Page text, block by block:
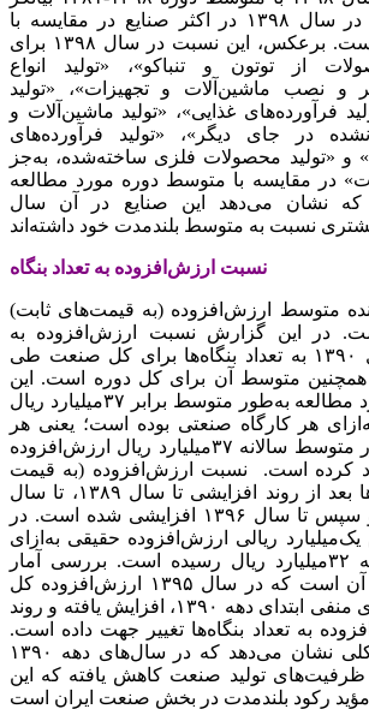
بالا بودن این‌‌‌ نسبت‌‌‌ در سال ١٣٩٨ در اکثر صنایع‌‌‌ در مقایسه‌‌‌ با
متوسط‌‌‌ دوره بوده است‌‌‌. برعکس‌‌‌، این‌‌‌ نسبت‌‌‌ در سال ١٣٩٨ برای‌‌‌
از توتون و تنباکو»، «تولید انواع
و نصب‌‌‌ ماشین‌‌‌آلات و تجهیزات»، «تولید
فرآورده‌های‌‌‌ غذایی‌‌‌»، «تولید ماشین‌‌‌آلات و
در جای‌‌‌ دیگر»، «تولید فرآورده‌های‌‌‌
و «تولید محصولات فلزی‌‌‌ ساخته‌‌‌شده، به‌‌‌جز
در مقایسه‌‌‌ با متوسط‌‌‌ دوره مورد مطالعه‌‌‌
نشان می‌دهد این‌‌‌ صنایع‌‌‌ در آن سال
نسبت‌‌‌ ارزش‌افزوده به‌‌‌ تعداد بنگاه
متوسط‌‌‌ ارزش‌افزوده (به‌‌‌ قیمت‌های‌‌‌ ثابت‌‌‌)
در این گزارش نسبت‌‌‌ ارزش‌افزوده به‌‌‌
قیمت‌های‌‌‌ ثابت‌‌‌ سال ١٣٩٠ به‌‌‌ تعداد بنگاه‌ها برای‌‌‌ کل‌‌‌ صنعت‌‌‌ طی
١٣٩٨-١٣٨١ و همچنین‌‌‌ متوسط‌‌‌ آن برای‌‌‌ کل‌‌‌ دوره است‌‌‌. این‌‌‌
شاخص‌‌‌ در دوره مورد مطالعه‌‌‌ به‌‌‌طور متوسط‌‌‌ برابر ٣٧میلیارد ریال
سال ١٣٩٠) به‌‌‌ازای‌‌‌ هر کارگاه صنعتی‌‌‌ بوده است؛ یعنی‌‌‌ هر
کارگاه صنعتی‌‌‌ به‌‌‌طور متوسط‌‌‌ سالانه‌‌‌ ٣٧میلیارد ریال ارزش‌افزوده
کرده است‌‌‌. نسبت‌‌‌ ارزش‌افزوده (به‌‌‌ قیمت‌‌‌
ثابت‌‌‌) به‌‌‌ تعداد بنگاه‌ها بعد از روند افزایشی‌‌‌ تا سال ١٣٨٩، تا سال
١٣٩۴ کاهش‌‌‌ یافته‌‌‌ و سپس‌‌‌ تا سال ١٣٩۶ افزایشی‌‌‌ شده است‌‌‌. در
کاهش‌‌‌ یک‌میلیارد ریالی ارزش‌افزوده حقیقی‌‌‌ به‌‌‌ازای‌‌‌
هر کارگاه صنعتی‌‌‌ به‌‌‌ ٣٢میلیارد ریال رسیده است‌‌‌. بررسی‌‌‌ آمار
مربوطه‌‌‌ نشان‌دهنده آن است‌‌‌ که‌‌‌ در سال ١٣٩۵ ارزش‌افزوده کل‌‌‌
صنعت‌‌‌ بعد از رشدهای‌‌‌ منفی‌‌‌ ابتدای‌‌‌ دهه‌‌‌ ١٣٩٠، افزایش‌‌‌ یافته‌‌‌ و روند
به‌‌‌ تعداد بنگاه‌ها تغییر جهت‌‌‌ داده است‌‌‌.
این‌‌‌ شاخص‌‌‌ به‌‌‌طور کلی‌‌‌ نشان می‌دهد که‌‌‌ در سال‌های‌‌‌ دهه‌‌‌ ١٣٩٠
نسبت‌‌‌ به‌‌‌ دهه‌‌‌ ١٣٨٠ ظرفیت‌‌‌های‌‌‌ تولید صنعت‌‌‌ کاهش‌‌‌ یافته‌‌‌ که‌‌‌ این‌‌‌